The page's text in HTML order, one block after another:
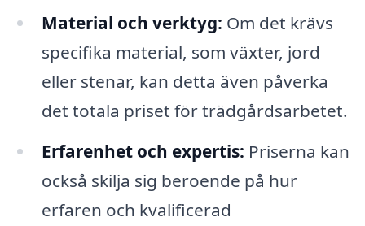
Material och verktyg: Om det krävs
specifika material, som växter, jord
eller stenar, kan detta även påverka
det totala priset för trädgårdsarbetet.
Erfarenhet och expertis: Priserna kan
också skilja sig beroende på hur
erfaren och kvalificerad